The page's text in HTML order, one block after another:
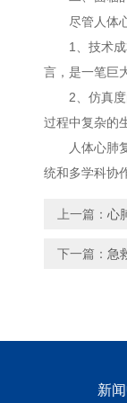
尽管人体心
1、技术成本
言，是一笔巨
2、仿真度的
过程中复杂的
人体心肺复
统和多学科协
上一篇： 心
下一篇： 急
新